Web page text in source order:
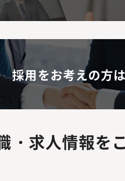
能です。・上場前後
て、極めて市場価値
習得できます。・キ
じ、早期に法務責任
採用をお考えの方
・求人情報を